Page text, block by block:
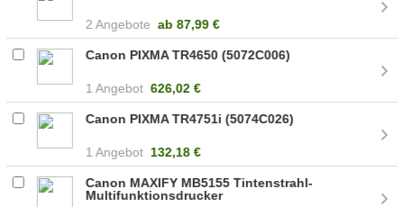
2 Angebote ab 87,99 €
Canon PIXMA TR4650 (5072C006)
1 Angebot 626,02 €
Canon PIXMA TR4751i (5074C026)
1 Angebot 132,18 €
Canon MAXIFY MB5155 Tintenstrahl-
Multifunktionsdrucker